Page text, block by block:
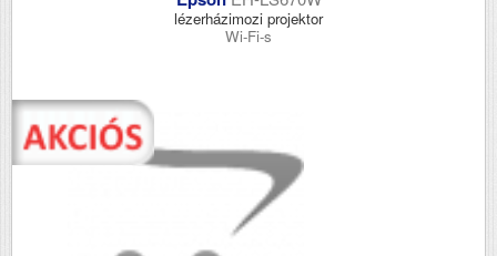
lézerházimozi projektor
Wi-Fi-s